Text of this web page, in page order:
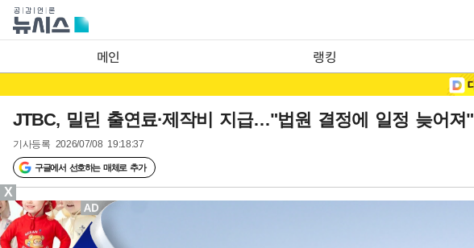
메인 랭킹
JTBC, 밀린 출연료·제작비 지급…"법원 결정에 일정 늦어져"
기사등록 2026/07/08 19:18:37
구글에서 선호하는 매체로 추가
X